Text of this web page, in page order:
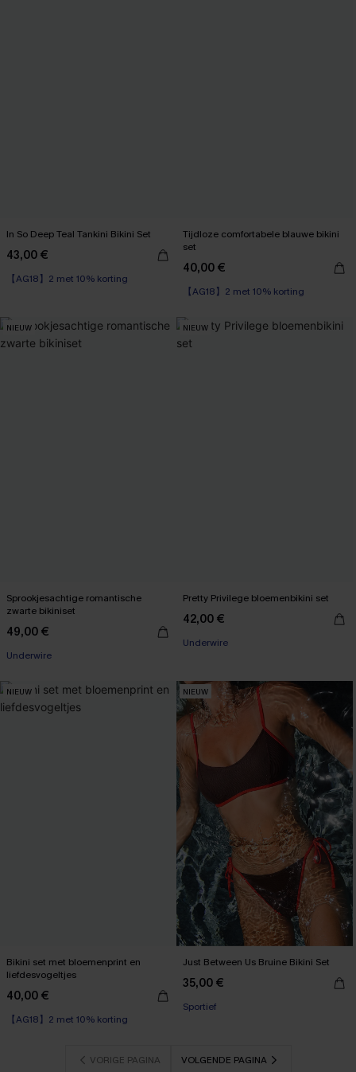
In So Deep Teal Tankini Bikini Set
43,00 €
【AG18】2 met 10% korting
High Waist
Tijdloze comfortabele blauwe bikini
set
40,00 €
【AG18】2 met 10% korting
NIEUW
Sprookjesachtige romantische
zwarte bikiniset
49,00 €
Underwire
NIEUW
Pretty Privilege bloemenbikini set
42,00 €
Underwire
NIEUW
Bikini set met bloemenprint en
liefdesvogeltjes
40,00 €
【AG18】2 met 10% korting
High Waist
NIEUW
Just Between Us Bruine Bikini Set
35,00 €
Sportief
VORIGE PAGINA VOLGENDE PAGINA